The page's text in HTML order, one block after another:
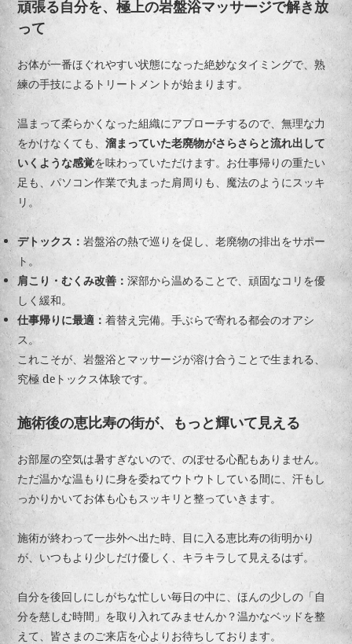
頑張る自分を、極上の岩盤浴マッサージで解き放
って
お体が一番ほぐれやすい状態になった絶妙なタイミングで、熟
練の手技によるトリートメントが始まります。
温まって柔らかくなった組織にアプローチするので、無理な力
をかけなくても、溜まっていた老廃物がさらさらと流れ出して
いくような感覚を味わっていただけます。お仕事帰りの重たい
足も、パソコン作業で丸まった肩周りも、魔法のようにスッキ
リ。
デトックス：岩盤浴の熱で巡りを促し、老廃物の排出をサポー
ト。
肩こり・むくみ改善：深部から温めることで、頑固なコリを優
しく緩和。
仕事帰りに最適：着替え完備。手ぶらで寄れる都会のオアシ
ス。
これこそが、岩盤浴とマッサージが溶け合うことで生まれる、
究極 deトックス体験です。
施術後の恵比寿の街が、もっと輝いて見える
お部屋の空気は暑すぎないので、のぼせる心配もありません。
ただ温かな温もりに身を委ねてウトウトしている間に、汗もし
っかりかいてお体も心もスッキリと整っていきます。
施術が終わって一歩外へ出た時、目に入る恵比寿の街明かり
が、いつもより少しだけ優しく、キラキラして見えるはず。
自分を後回しにしがちな忙しい毎日の中に、ほんの少しの「自
分を慈しむ時間」を取り入れてみませんか？温かなベッドを整
えて、皆さまのご来店を心よりお待ちしております。